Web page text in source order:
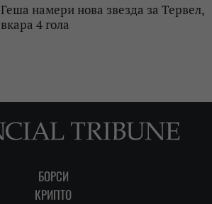
Геша намери нова звезда за Тервел,
вкара 4 гола
БОРСИ
КРИПТО